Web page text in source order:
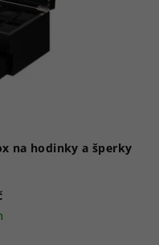
na hodinky a šperky